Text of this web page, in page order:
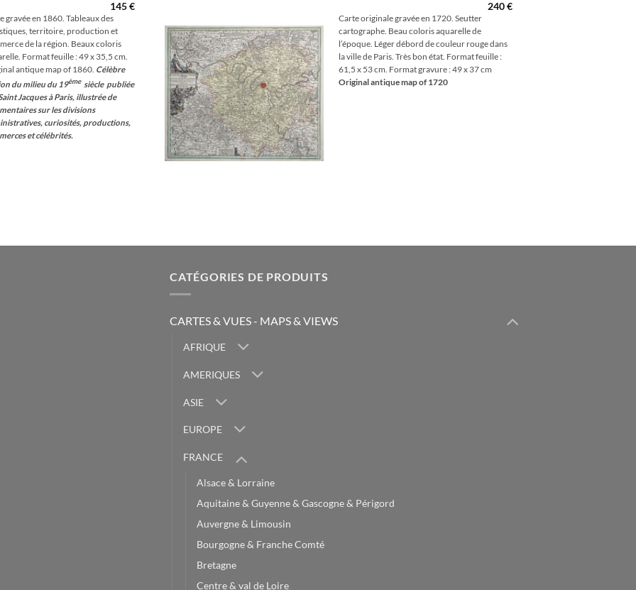
145€
gravée en 1860. Tableaux des
territoire, production et
de la région. Beaux coloris
Format feuille : 49 x 35,5 cm.
antique map of 1860. Célèbre
du milieu du 19èmesiècle publiée
Jacques à Paris, illustrée de
sur les divisions
curiosités, productions,
et célébrités.
240€
Carte originale gravée en 1720. Seutter
cartographe. Beau coloris aquarelle de
l’époque. Léger débord de couleur rouge dans
la ville de Paris. Très bon état. Format feuille :
61,5 x 53 cm. Format gravure : 49 x 37 cm
Original antique map of 1720
CATÉGORIES DE PRODUITS
CARTES & VUES - MAPS & VIEWS
AFRIQUE
AMERIQUES
ASIE
EUROPE
FRANCE
Alsace & Lorraine
Aquitaine & Guyenne & Gascogne & Périgord
Auvergne & Limousin
Bourgogne & Franche Comté
Bretagne
Centre & val de Loire